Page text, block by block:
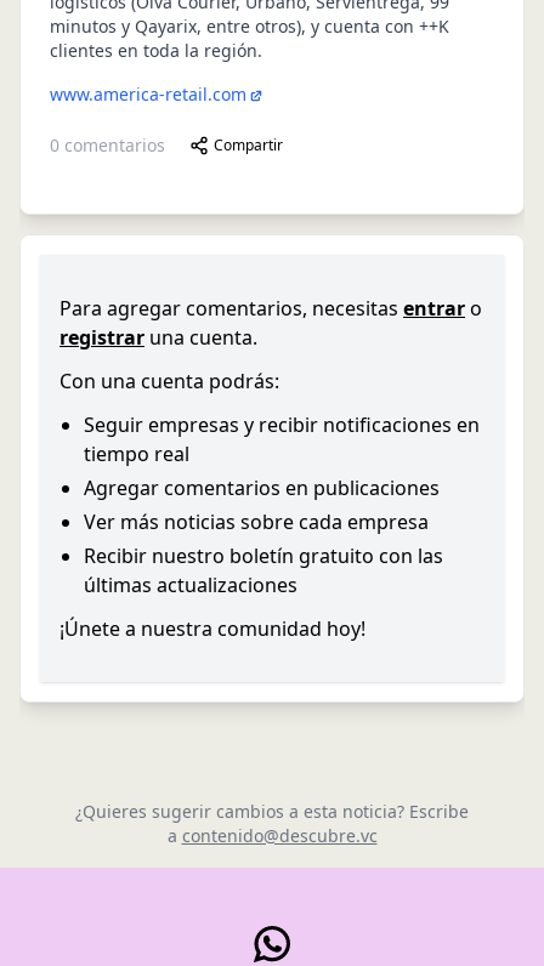
minutos y Qayarix, entre otros), y cuenta con ++K
clientes en toda la región.
www.america-retail.com
0 comentarios Compartir
Para agregar comentarios, necesitas entraro
registrar una cuenta.
Con una cuenta podrás:
Seguir empresas y recibir notificaciones en
tiempo real
Agregar comentarios en publicaciones
Ver más noticias sobre cada empresa
Recibir nuestro boletín gratuito con las
últimas actualizaciones
¡Únete a nuestra comunidad hoy!
¿Quieres sugerir cambios a esta noticia? Escribe
a contenido@descubre.vc